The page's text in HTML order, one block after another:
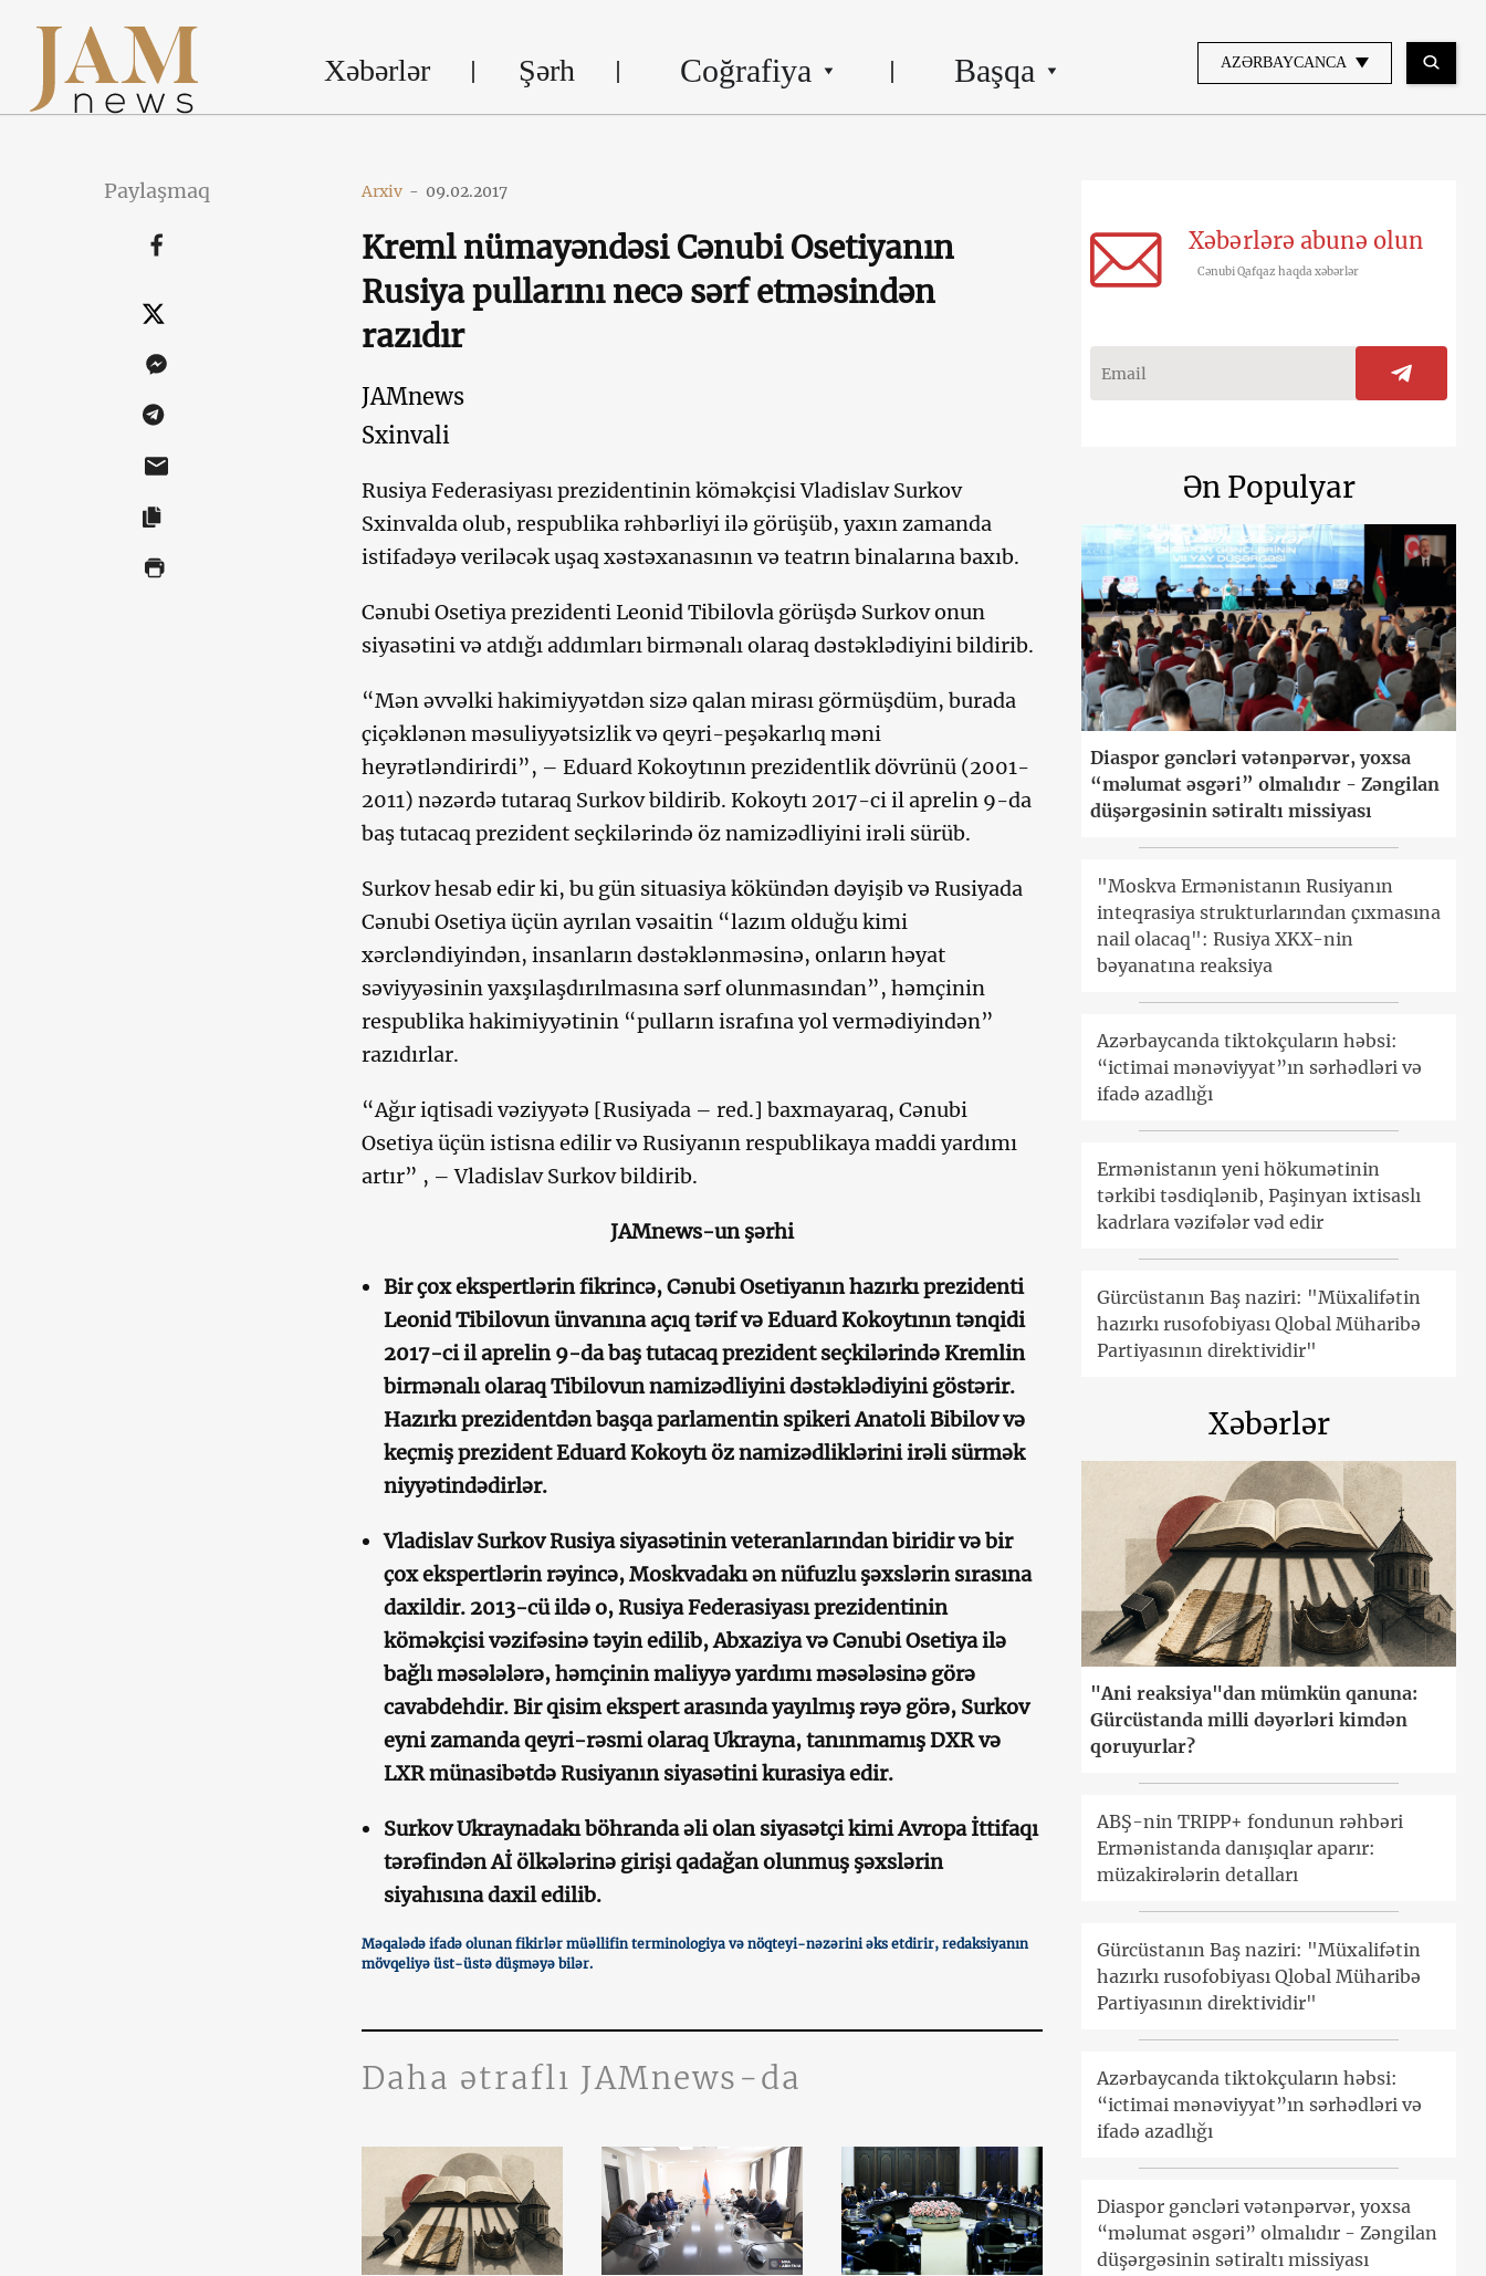
Xəbərlər Şərh Coğrafiya Başqa AZƏRBAYCANCA
Paylaşmaq Arxiv - 09.02.2017
Kreml nümayəndəsi Cənubi Osetiyanın
Rusiya pullarını necə sərf etməsindən
razıdır
JAMnews
Sxinvali
Rusiya Federasiyası prezidentinin köməkçisi Vladislav Surkov
Sxinvalda olub, respublika rəhbərliyi ilə görüşüb, yaxın zamanda
istifadəyə veriləcək uşaq xəstəxanasının və teatrın binalarına baxıb.
Cənubi Osetiya prezidenti Leonid Tibilovla görüşdə Surkov onun
siyasətini və atdığı addımları birmənalı olaraq dəstəklədiyini bildirib.
“Mən əvvəlki hakimiyyətdən sizə qalan mirası görmüşdüm, burada
çiçəklənən məsuliyyətsizlik və qeyri-peşəkarlıq məni
heyrətləndirirdi”, – Eduard Kokoytının prezidentlik dövrünü (2001-
2011) nəzərdə tutaraq Surkov bildirib. Kokoytı 2017-ci il aprelin 9-da
baş tutacaq prezident seçkilərində öz namizədliyini irəli sürüb.
Surkov hesab edir ki, bu gün situasiya kökündən dəyişib və Rusiyada
Cənubi Osetiya üçün ayrılan vəsaitin “lazım olduğu kimi
xərcləndiyindən, insanların dəstəklənməsinə, onların həyat
səviyyəsinin yaxşılaşdırılmasına sərf olunmasından”, həmçinin
respublika hakimiyyətinin “pulların israfına yol vermədiyindən”
razıdırlar.
“Ağır iqtisadi vəziyyətə [Rusiyada – red.] baxmayaraq, Cənubi
Osetiya üçün istisna edilir və Rusiyanın respublikaya maddi yardımı
artır” , – Vladislav Surkov bildirib.
JAMnews-un şərhi
Bir çox ekspertlərin fikrincə, Cənubi Osetiyanın hazırkı prezidenti
Leonid Tibilovun ünvanına açıq tərif və Eduard Kokoytının tənqidi
2017-ci il aprelin 9-da baş tutacaq prezident seçkilərində Kremlin
birmənalı olaraq Tibilovun namizədliyini dəstəklədiyini göstərir.
Hazırkı prezidentdən başqa parlamentin spikeri Anatoli Bibilov və
keçmiş prezident Eduard Kokoytı öz namizədliklərini irəli sürmək
niyyətindədirlər.
Vladislav Surkov Rusiya siyasətinin veteranlarından biridir və bir
çox ekspertlərin rəyincə, Moskvadakı ən nüfuzlu şəxslərin sırasına
daxildir. 2013-cü ildə o, Rusiya Federasiyası prezidentinin
köməkçisi vəzifəsinə təyin edilib, Abxaziya və Cənubi Osetiya ilə
bağlı məsələlərə, həmçinin maliyyə yardımı məsələsinə görə
cavabdehdir. Bir qisim ekspert arasında yayılmış rəyə görə, Surkov
eyni zamanda qeyri-rəsmi olaraq Ukrayna, tanınmamış DXR və
LXR münasibətdə Rusiyanın siyasətini kurasiya edir.
Surkov Ukraynadakı böhranda əli olan siyasətçi kimi Avropa İttifaqı
tərəfindən Aİ ölkələrinə girişi qadağan olunmuş şəxslərin
siyahısına daxil edilib.
Məqalədə ifadə olunan fikirlər müəllifin terminologiya və nöqteyi-nəzərini əks etdirir, redaksiyanın
mövqeliyə üst-üstə düşməyə bilər.
Daha ətraflı JAMnews-da
Xəbərlərə abunə olun
Cənubi Qafqaz haqda xəbərlər
Ən Populyar
Diaspor gəncləri vətənpərvər, yoxsa
“məlumat əsgəri” olmalıdır - Zəngilan
düşərgəsinin sətiraltı missiyası
"Moskva Ermənistanın Rusiyanın
inteqrasiya strukturlarından çıxmasına
nail olacaq": Rusiya XKX-nin
bəyanatına reaksiya
Azərbaycanda tiktokçuların həbsi:
“ictimai mənəviyyat”ın sərhədləri və
ifadə azadlığı
Ermənistanın yeni hökumətinin
tərkibi təsdiqlənib, Paşinyan ixtisaslı
kadrlara vəzifələr vəd edir
Gürcüstanın Baş naziri: "Müxalifətin
hazırkı rusofobiyası Qlobal Müharibə
Partiyasının direktividir"
Xəbərlər
"Ani reaksiya"dan mümkün qanuna:
Gürcüstanda milli dəyərləri kimdən
qoruyurlar?
ABŞ-nin TRIPP+ fondunun rəhbəri
Ermənistanda danışıqlar aparır:
müzakirələrin detalları
Gürcüstanın Baş naziri: "Müxalifətin
hazırkı rusofobiyası Qlobal Müharibə
Partiyasının direktividir"
Azərbaycanda tiktokçuların həbsi:
“ictimai mənəviyyat”ın sərhədləri və
ifadə azadlığı
Diaspor gəncləri vətənpərvər, yoxsa
“məlumat əsgəri” olmalıdır - Zəngilan
düşərgəsinin sətiraltı missiyası